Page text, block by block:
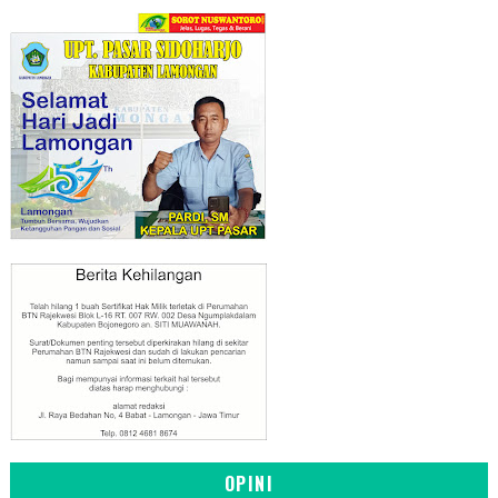
OPINI